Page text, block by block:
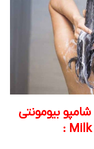
شامپو بیومونتی
: